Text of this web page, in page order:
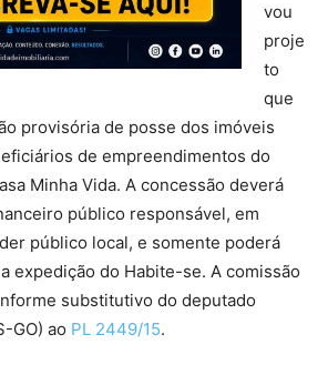
vou
proje
to
que
provisória de posse dos imóveis
de empreendimentos do
Minha Vida. A concessão deverá
público responsável, em
público local, e somente poderá
expedição do Habite-se. A comissão
substitutivo do deputado
GO) ao PL 2449/15.